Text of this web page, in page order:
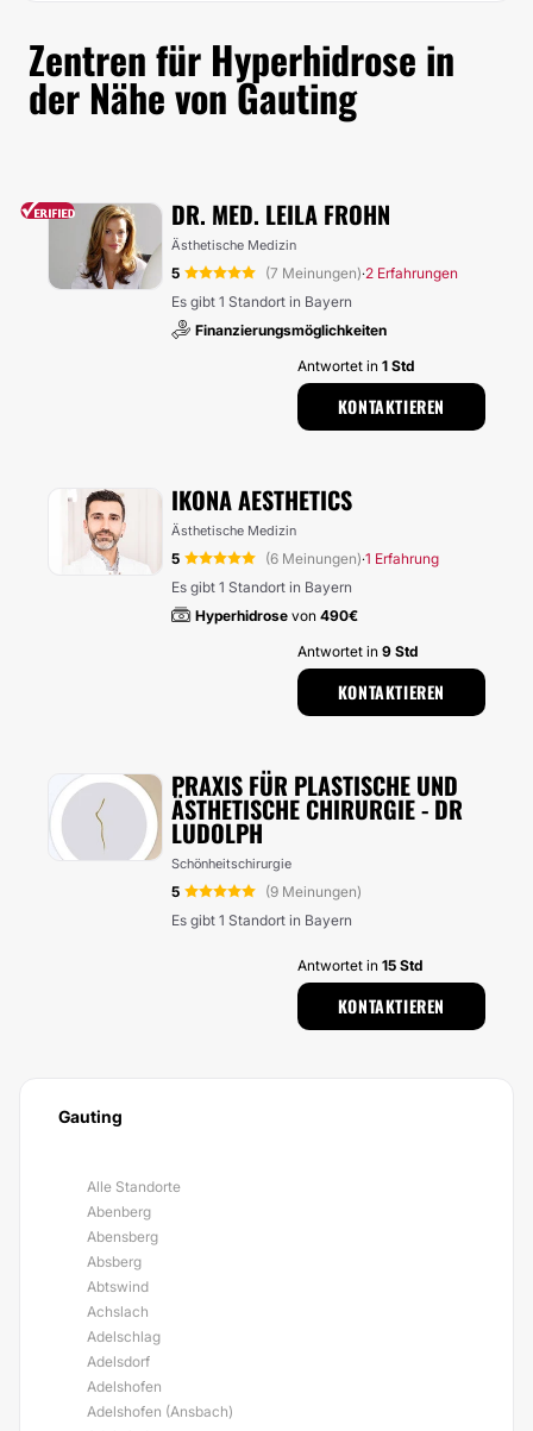
Zentren für Hyperhidrose in
der Nähe von Gauting
DR. MED. LEILA FROHN
Ästhetische Medizin
5 (7 Meinungen)·2 Erfahrungen
Es gibt 1 Standort in Bayern
Finanzierungsmöglichkeiten
Antwortet in 1 Std
KONTAKTIEREN
IKONA AESTHETICS
Ästhetische Medizin
5 (6 Meinungen)·1 Erfahrung
Es gibt 1 Standort in Bayern
Hyperhidrose von 490€
Antwortet in 9 Std
KONTAKTIEREN
PRAXIS FÜR PLASTISCHE UND
ÄSTHETISCHE CHIRURGIE - DR
LUDOLPH
Schönheitschirurgie
5
(9 Meinungen)
Es gibt 1 Standort in Bayern
Antwortet in 15 Std
KONTAKTIEREN
Gauting
Alle Standorte
Abenberg
Abensberg
Absberg
Abtswind
Achslach
Adelschlag
Adelsdorf
Adelshofen
Adelshofen (Ansbach)